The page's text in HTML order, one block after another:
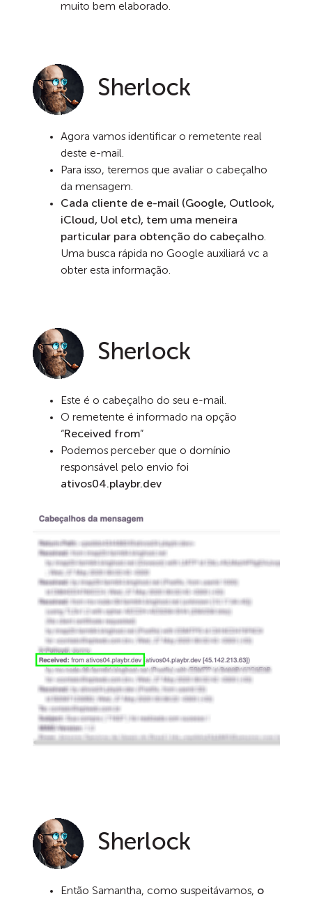
muito bem elaborado.
Sherlock
Agora vamos identificar o remetente real
deste e-mail.
Para isso, teremos que avaliar o cabeçalho
da mensagem.
Cada cliente de e-mail (Google, Outlook,
iCloud, Uol etc), tem uma meneira
particular para obtenção do cabeçalho.
Uma busca rápida no Google auxiliará vc a
obter esta informação.
Sherlock
Este é o cabeçalho do seu e-mail.
O remetente é informado na opção
“Received from”
Podemos perceber que o domínio
responsável pelo envio foi
ativos04.playbr.dev
Sherlock
Então Samantha, como suspeitávamos, o